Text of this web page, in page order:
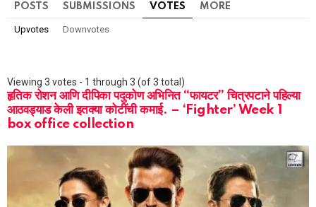
POSTS SUBMISSIONS VOTES MORE
Upvotes Downvotes
Viewing 3 votes - 1 through 3 (of 3 total)
हृतिक रोशन आणि दीपिका पदुकोण अभिनित “फायटर” चित्रपटाने पहिल्या
आठवड्याड केली इतक्या कोटींची कमाई. – ‘Fighter’ Week 1
box office collection